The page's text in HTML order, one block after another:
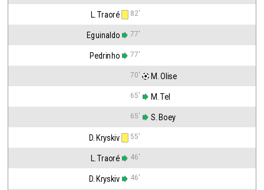
L. Traoré 82'
Eguinaldo 77'
Pedrinho 77'
70' M. Olise
65' M. Tel
65' S. Boey
D. Kryskiv 55'
L. Traoré 46'
D. Kryskiv 46'